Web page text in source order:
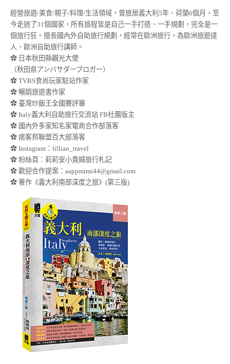
經營旅遊/美食/親子/料理/生活領域，曾旅居義大利5年、荷蘭6個月，至
今走過了31個國家，所有旅程皆是自己一手打造、一手規劃，完全是一
個旅行狂。擅長國內外自助旅行規劃，經常在歐洲旅行，為歐洲旅遊達
人、歐洲自助旅行講師。
✿ 日本秋田縣觀光大使
（秋田県アンバサダーブロガー）
✿ TVBS食尚玩家駐站作家
✿ 暢銷旅遊書作家
✿ 臺灣炒飯王全國賽評審
✿ Italy義大利自助旅行交流站 FB社團版主
✿ 國內外多家知名家電商合作部落客
✿ 痞客邦聯盟百大部落客
✿ Instagram：lillian_travel
✿ 粉絲頁：莉莉安小貴婦旅行札記
✿ 歡迎合作提案： aappmimi44@gmail.com
✿ 著作《義大利南部深度之旅》(第三版)